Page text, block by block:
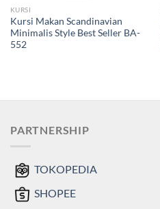
KURSI
Kursi Makan Scandinavian
Minimalis Style Best Seller BA-
552
PARTNERSHIP
TOKOPEDIA
SHOPEE